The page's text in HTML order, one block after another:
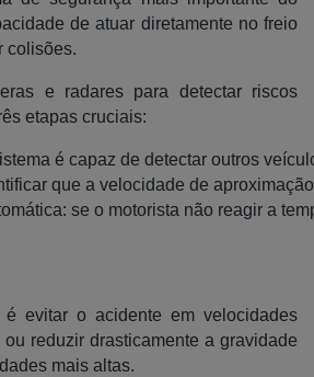
de atuar diretamente no freio
colisões.
e radares para detectar riscos
etapas cruciais:
é capaz de detectar outros
que a velocidade de
se o motorista não reagir a
evitar o acidente em velocidades
reduzir drasticamente a gravidade
mais altas.